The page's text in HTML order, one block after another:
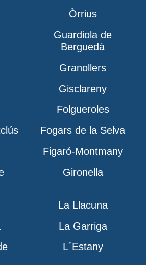
Òrrius
Guardiola de
Berguedà
Granollers
Gisclareny
Folgueroles
Fogars de la Selva
Figaró-Montmany
Gironella
La Llacuna
La Garriga
L´Estany